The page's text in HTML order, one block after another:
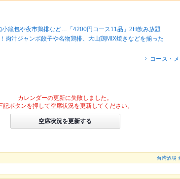
小籠包や夜市鶏排など…「4200円コース11品」2H飲み放題
肉汁ジャンボ餃子や名物鶏排、大山鶏MIX焼きなどを揃った
コース・
カレンダーの更新に失敗しました。
記ボタンを押して空席状況を更新してください。
空席状況を更新する
台湾酒場